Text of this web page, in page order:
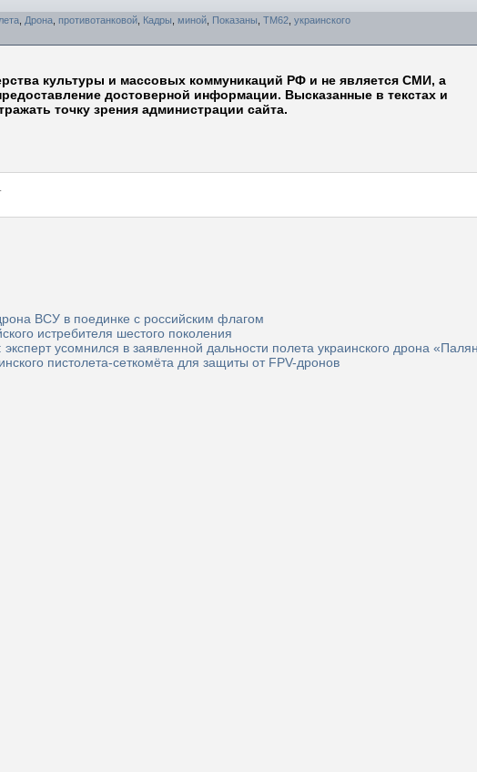
Дрона противотанковой Кадры миной Показаны ТМ62 украинского
культуры и массовых коммуникаций РФ и не является СМИ, а
достоверной информации. Высказанные в текстах и
точку зрения администрации сайта.
ВСУ в поединке с российским флагом
истребителя шестого поколения
усомнился в заявленной дальности полета украинского дрона
пистолета-сеткомёта для защиты от FPV-дронов